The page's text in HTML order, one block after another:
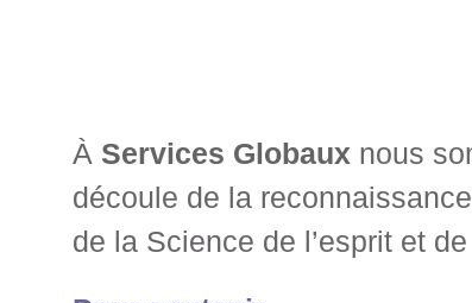
À Services Globaux nous
découle de la
de la Science de l’esprit et